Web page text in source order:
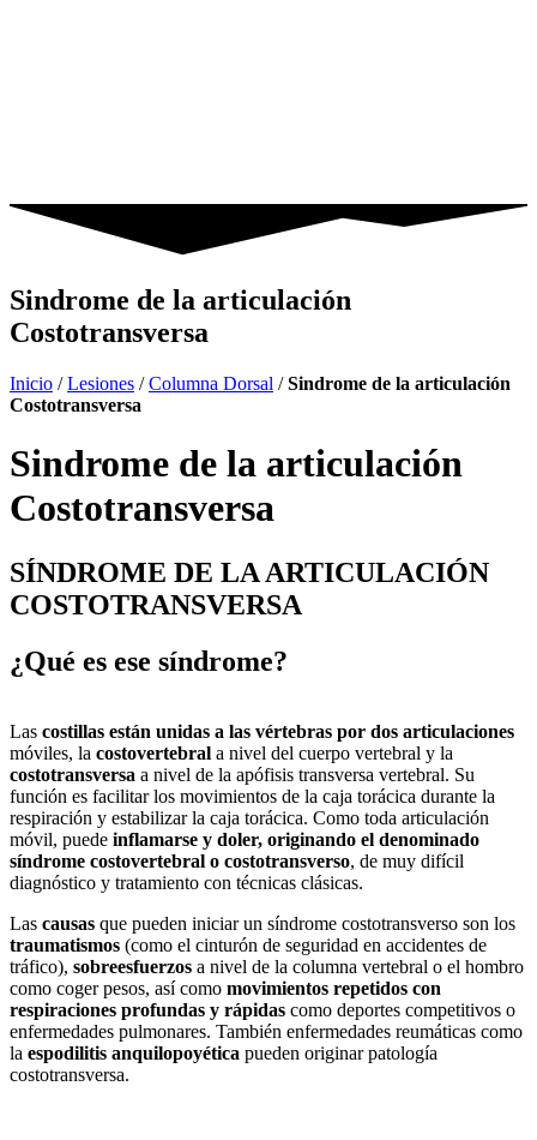
Sindrome de la articulación
Costotransversa
Inicio /Lesiones /Columna Dorsal /Sindrome de la articulación
Costotransversa
Sindrome de la articulación
Costotransversa
SÍNDROME DE LA ARTICULACIÓN
COSTOTRANSVERSA
¿Qué es ese síndrome?
Las costillas están unidas a las vértebras por dos articulaciones
móviles, la costovertebral a nivel del cuerpo vertebral y la
costotransversa a nivel de la apófisis transversa vertebral. Su
función es facilitar los movimientos de la caja torácica durante la
respiración y estabilizar la caja torácica. Como toda articulación
móvil, puede inflamarse y doler, originando el denominado
síndrome costovertebral o costotransverso, de muy difícil
diagnóstico y tratamiento con técnicas clásicas.
Las causas que pueden iniciar un síndrome costotransverso son los
traumatismos (como el cinturón de seguridad en accidentes de
tráfico), sobreesfuerzos a nivel de la columna vertebral o el hombro
como coger pesos, así como movimientos repetidos con
respiraciones profundas y rápidas como deportes competitivos o
enfermedades pulmonares. También enfermedades reumáticas como
la espodilitis anquilopoyética pueden originar patología
costotransversa.